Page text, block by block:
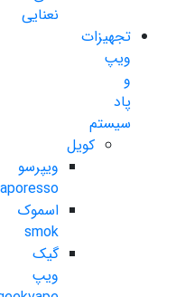
نعنایی
تجهیزات
ویپ
و
پاد
سیستم
کویل
ویپرسو
اسموک
smok
گیک
ویپ